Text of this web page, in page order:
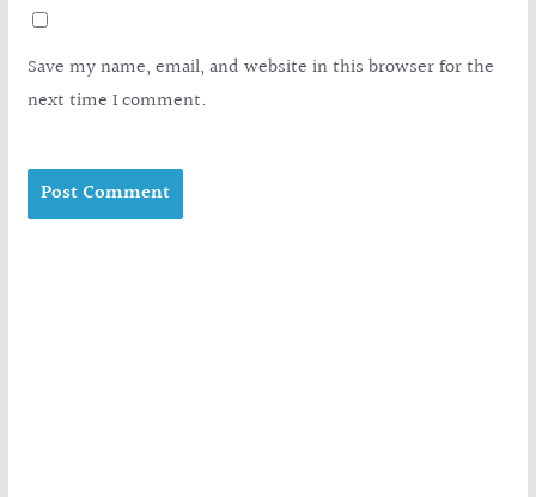
Save my name, email, and website in this browser for the
next time I comment.